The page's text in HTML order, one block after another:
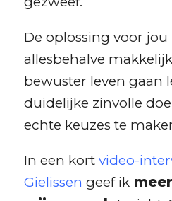
De oplossing voor
allesbehalve
bewuster leven gaan
duidelijke zinvolle
echte keuzes te
In een kort video-
Gielissen geef ik